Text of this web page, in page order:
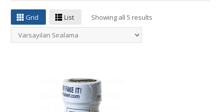
Grid List Showing all 5 results